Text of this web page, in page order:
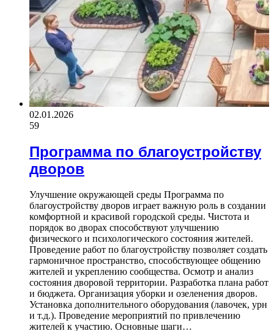
02.01.2026
59
Программа по благоустройству
дворов
Улучшение окружающей среды Программа по
благоустройству дворов играет важную роль в создании
комфортной и красивой городской среды. Чистота и
порядок во дворах способствуют улучшению
физического и психологического состояния жителей.
Проведение работ по благоустройству позволяет создать
гармоничное пространство, способствующее общению
жителей и укреплению сообщества. Осмотр и анализ
состояния дворовой территории. Разработка плана работ
и бюджета. Организация уборки и озеленения дворов.
Установка дополнительного оборудования (лавочек, урн
и т.д.). Проведение мероприятий по привлечению
жителей к участию. Основные шаги…